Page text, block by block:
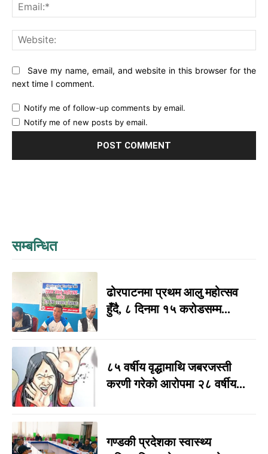
Save my name, email, and website in this browser for the
next time I comment.
Notify me of follow-up comments by email.
Notify me of new posts by email.
सम्बन्धित
ढोरपाटनमा प्रथम आलु महोत्सव
हुँदै, ८ दिनमा १५ करोडसम्म...
८५ वर्षीय वृद्धामाथि जबरजस्ती
करणी गरेको आरोपमा २८ वर्षीय...
गण्डकी प्रदेशका स्वास्थ्य